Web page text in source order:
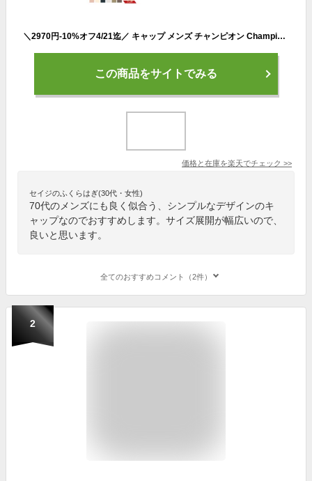
＼2970円-10%オフ4/21迄／ キャップ メンズ チャンピオン Champion 大きいサイズ 深め BIGサイズ キングサイズ ビッグサイズ 秋 冬 選べる3サイズ M L XL ワンポイント ブランド 大きめ 男性 帽子 UV対策 熱中症対策 アメカジ レディース 女性 ゴルフ 181-019A
この商品をサイトでみる
価格と在庫を楽天でチェック >>
セイジのふくらはぎ(30代・女性)
70代のメンズにも良く似合う、シンプルなデザインのキ
ャップなのでおすすめします。サイズ展開が幅広いので、
良いと思います。
全てのおすすめコメント（2件）
2